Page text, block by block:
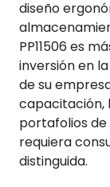
diseño
PP11506 es
inversión en
de su
capacitación,
portafolios de
requiera
distinguida.